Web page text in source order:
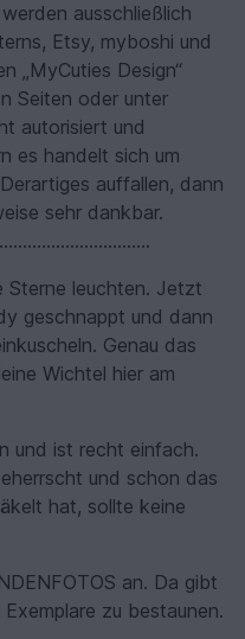
ausschließlich
Etsy, myboshi und
„MyCuties Design“
Seiten oder unter
autorisiert und
es handelt sich um
auffallen, dann
sehr dankbar.
Sterne leuchten. Jetzt
geschnappt und dann
Genau das
Wichtel hier am
und ist recht einfach.
und schon das
hat, sollte keine
an. Da gibt
zu bestaunen.